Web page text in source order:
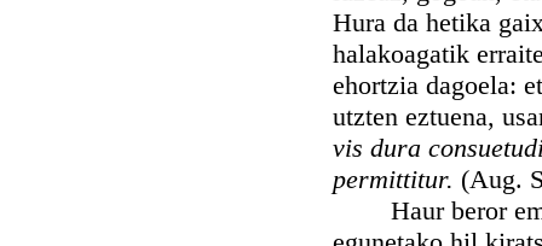
Hura da hetika
halakoagatik
ehortzia dagoela:
utzten eztuena,
vis dura
permittitur. (Aug.
Haur beror